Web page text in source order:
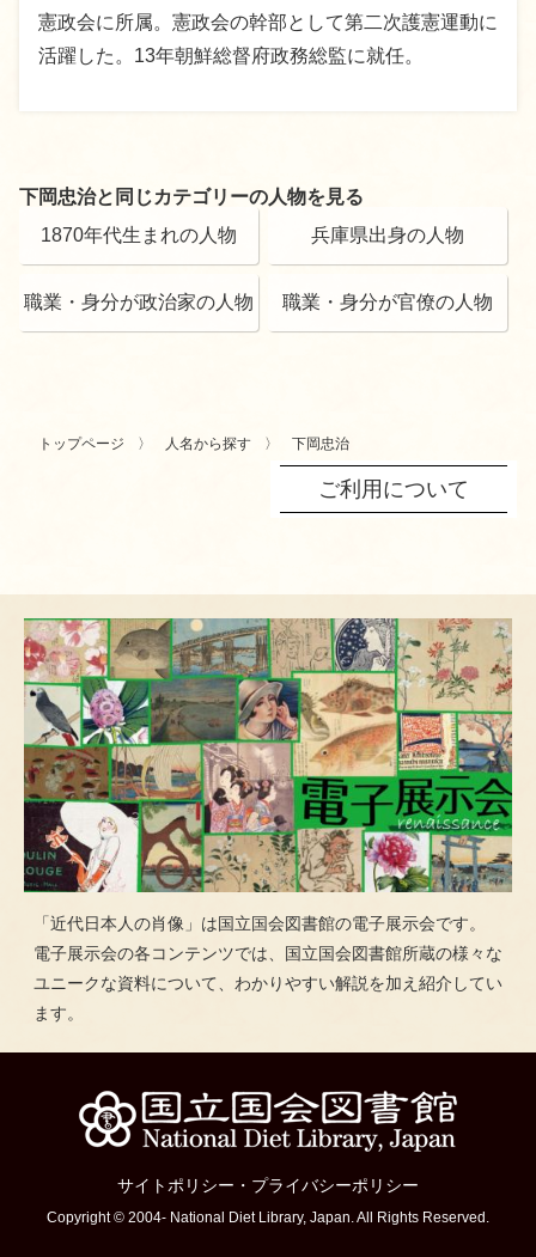
憲政会に所属。憲政会の幹部として第二次護憲運動に
活躍した。13年朝鮮総督府政務総監に就任。
下岡忠治と同じカテゴリーの人物を見る
1870年代生まれの人物
兵庫県出身の人物
職業・身分が政治家の人物 職業・身分が官僚の人物
トップページ 人名から探す 下岡忠治
ご利用について
「近代日本人の肖像」は国立国会図書館の電子展示会です。
電子展示会の各コンテンツでは、国立国会図書館所蔵の様々な
ユニークな資料について、わかりやすい解説を加え紹介してい
ます。
サイトポリシー ・ プライバシーポリシー
Copyright © 2004- National Diet Library, Japan. All Rights Reserved.